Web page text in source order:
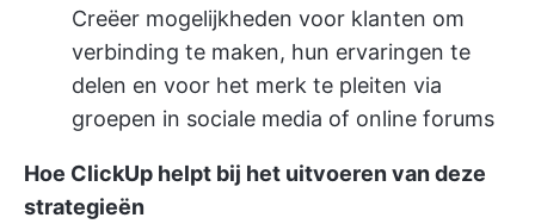
Creëer mogelijkheden voor klanten om
verbinding te maken, hun ervaringen te
delen en voor het merk te pleiten via
groepen in sociale media of online forums
Hoe ClickUp helpt bij het uitvoeren van deze
strategieën